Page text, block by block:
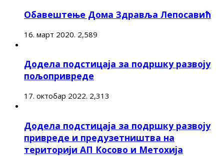
Обавештење Дома Здравља Лепосавић
16. март 2020. 2,589
Додела подстицаја за подршку развоју
пољопривреде
17. октобар 2022. 2,313
Додела подстицаја за подршку развоју
привреде и предузетништва на
територији АП Косово и Метохија